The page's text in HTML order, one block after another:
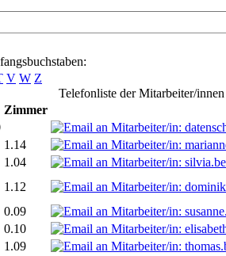
V W Z
Telefonliste der Mitarbeiter/
Zimmer
1.14
1.04
1.12
0.09
0.10
1.09